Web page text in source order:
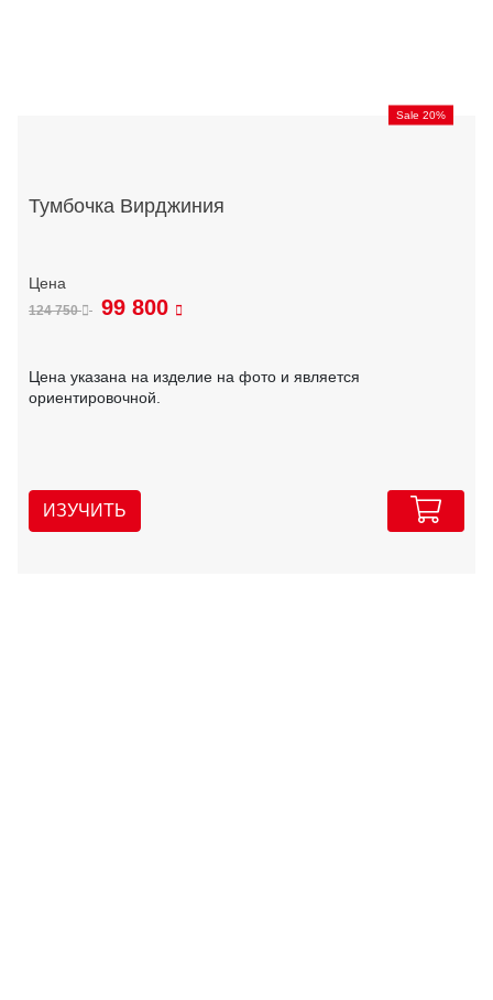
Sale 20%
Тумбочка Вирджиния
124 750 99 800
Цена указана на изделие на фото и является
ориентировочной.
ИЗУЧИТЬ